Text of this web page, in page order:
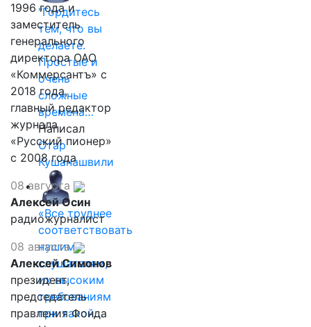
"Гордитесь
тем, что вы
делаете.
Простые и
очень
сложные
времена…
Написал
Отар
Кушанашвили
«Все труднее
соответствовать
нашим
слушателям,
их высоким
требованиям
при такой…
1996 года и
заместитель
генерального
директора ОАО
«Коммерсантъ» с
2018 года,
главный редактор
журнала
«Русский пионер»
с 2008 года
08 августа
Алексей Осин
радиожурналист
08 августа
Алексей Симонов
президент,
председатель
правления Фонда